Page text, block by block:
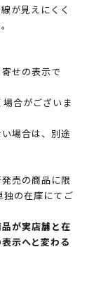
が見えにくく
せの表示で
合がございま
場合は、別途
売の商品に限
独の在庫にてご
が実店舗と在
示へと変わる